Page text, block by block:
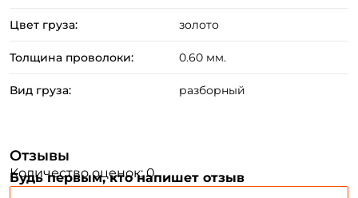
Цвет груза: золото
Толщина проволоки: 0.60 мм.
Вид груза: разборный
Отзывы
Количество оценок: 0
Будь первым, кто напишет отзыв
Повторите пароль: *
Заполняя данную форму вы соглашаетесь на обработку
Создать аккаунт